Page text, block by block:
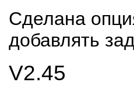
Сделана
добавлять
V2.45